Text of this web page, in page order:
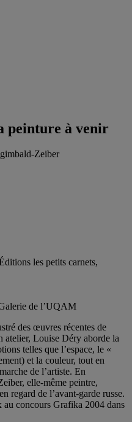
peinture à venir
Zeiber
les petits carnets,
de l’UQAM
des œuvres récentes de
atelier, Louise Déry aborde la
telles que l’espace, le «
et la couleur, tout en
de l’artiste. En
elle-même peintre,
regard de l’avant-garde russe.
concours Grafika 2004 dans